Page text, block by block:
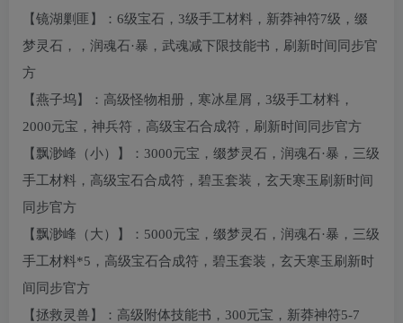
【镜湖剿匪】：6级宝石，3级手工材料，新莽神符7级，缀
梦灵石，，润魂石·暴，武魂减下限技能书，刷新时间同步官
方
【燕子坞】：高级怪物相册，寒冰星屑，3级手工材料，
2000元宝，神兵符，高级宝石合成符，刷新时间同步官方
【飘渺峰（小）】：3000元宝，缀梦灵石，润魂石·暴，三级
手工材料，高级宝石合成符，碧玉套装，玄天寒玉刷新时间
同步官方
【飘渺峰（大）】：5000元宝，缀梦灵石，润魂石·暴，三级
手工材料*5，高级宝石合成符，碧玉套装，玄天寒玉刷新时
间同步官方
【拯救灵兽】：高级附体技能书，300元宝，新莽神符5-7